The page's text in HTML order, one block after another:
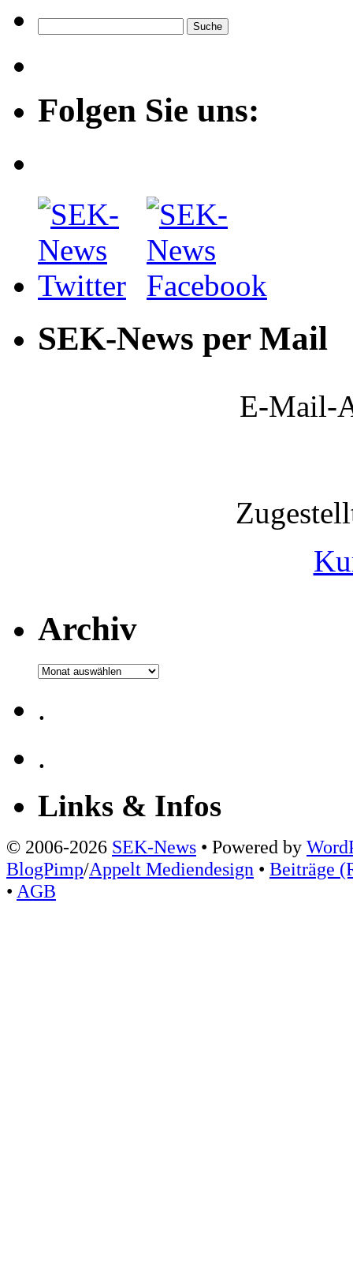
Folgen Sie uns:
SEK-News per Mail
E-Mail-
Archiv
Archiv
.
.
Links & Infos
© 2006-2026 SEK-News • Powered by
BlogPimp/Appelt Mediendesign • Beiträge
• AGB